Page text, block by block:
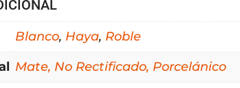
Blanco, Haya, Roble
Mate, No Rectificado, Porcelánico